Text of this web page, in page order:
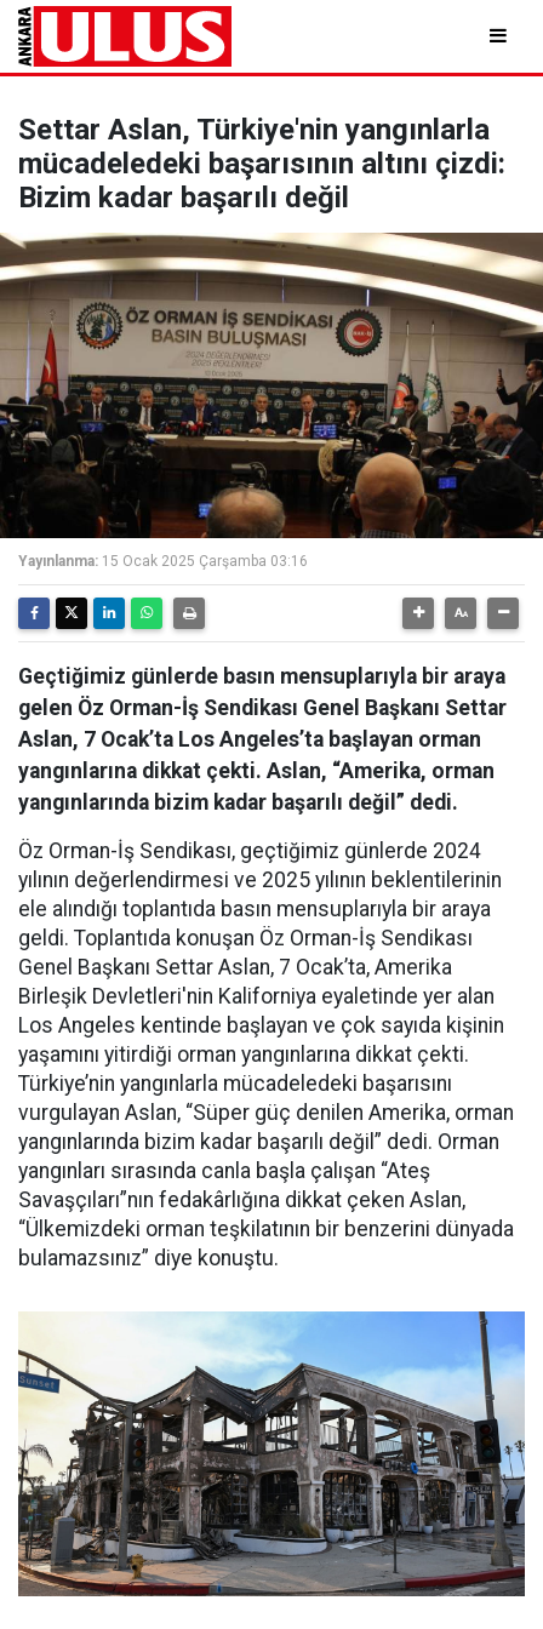
Settar Aslan, Türkiye'nin yangınlarla
mücadeledeki başarısının altını çizdi:
Bizim kadar başarılı değil
Yayınlanma: 15 Ocak 2025 Çarşamba 03:16
Geçtiğimiz günlerde basın mensuplarıyla bir araya
gelen Öz Orman-İş Sendikası Genel Başkanı Settar
Aslan, 7 Ocak’ta Los Angeles’ta başlayan orman
yangınlarına dikkat çekti. Aslan, “Amerika, orman
yangınlarında bizim kadar başarılı değil” dedi.
Öz Orman-İş Sendikası, geçtiğimiz günlerde 2024
yılının değerlendirmesi ve 2025 yılının beklentilerinin
ele alındığı toplantıda basın mensuplarıyla bir araya
geldi. Toplantıda konuşan Öz Orman-İş Sendikası
Genel Başkanı Settar Aslan, 7 Ocak’ta, Amerika
Birleşik Devletleri'nin Kaliforniya eyaletinde yer alan
Los Angeles kentinde başlayan ve çok sayıda kişinin
yaşamını yitirdiği orman yangınlarına dikkat çekti.
Türkiye’nin yangınlarla mücadeledeki başarısını
vurgulayan Aslan, “Süper güç denilen Amerika, orman
yangınlarında bizim kadar başarılı değil” dedi. Orman
yangınları sırasında canla başla çalışan “Ateş
Savaşçıları”nın fedakârlığına dikkat çeken Aslan,
“Ülkemizdeki orman teşkilatının bir benzerini dünyada
bulamazsınız” diye konuştu.